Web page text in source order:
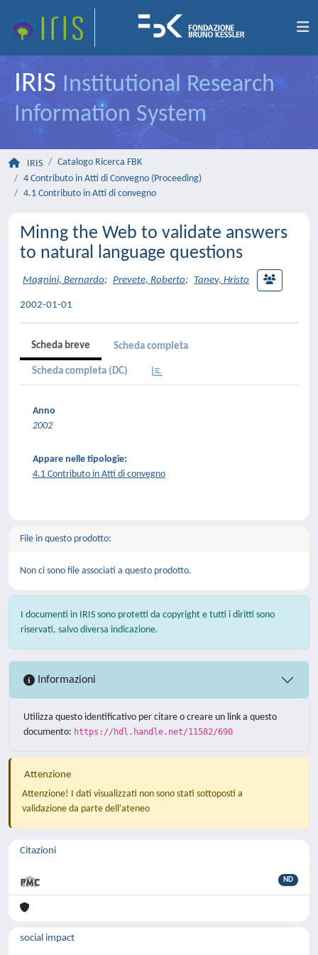
IRIS Institutional Research
Information System
IRIS
Catalogo Ricerca FBK
4 Contributo in Atti di Convegno (Proceeding)
4.1 Contributo in Atti di convegno
Minng the Web to validate answers
to natural language questions
Magnini, Bernardo; Prevete, Roberto; Tanev, Hristo
2002-01-01
Scheda breve Scheda completa
Scheda completa (DC)
Anno
2002
Appare nelle tipologie:
4.1 Contributo in Atti di convegno
File in questo prodotto:
Non ci sono file associati a questo prodotto.
I documenti in IRIS sono protetti da copyright e tutti i diritti sono
riservati, salvo diversa indicazione.
Informazioni
Utilizza questo identificativo per citare o creare un link a questo
documento: https://hdl.handle.net/11582/690
Attenzione
Attenzione! I dati visualizzati non sono stati sottoposti a
validazione da parte dell'ateneo
Citazioni
ND
social impact